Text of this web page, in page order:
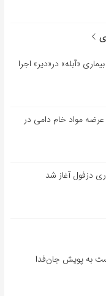
«آبله» در«دیر» اجرا
مواد خام دامی در
دزفول آغاز شد
به پویش جان‌فدا